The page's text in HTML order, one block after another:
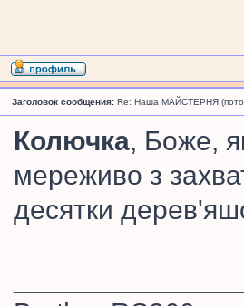
Заголовок сообщения: Re: Наша МАЙСТЕРНЯ
Колючка, Боже,
мереживо з
десятки